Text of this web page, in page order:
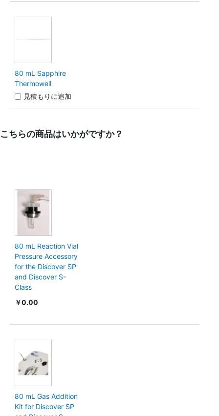
80 mL Sapphire
Thermowell
見積もりに追加
こちらの商品はいかがですか？
80 mL Reaction Vial
Pressure Accessory
for the Discover SP
and Discover S-
Class
￥0.00
80 mL Gas Addition
Kit for Discover SP